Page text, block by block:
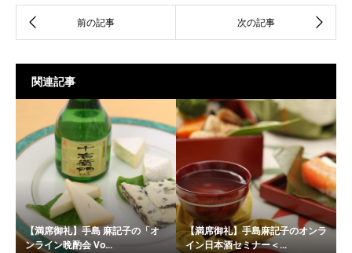
関連記事
【満席御礼】手島 麻記子の「オ
ンライン晩酌会 Vo...
【満席御礼】手島麻記子のオンラ
イン日本酒セミナー＜...